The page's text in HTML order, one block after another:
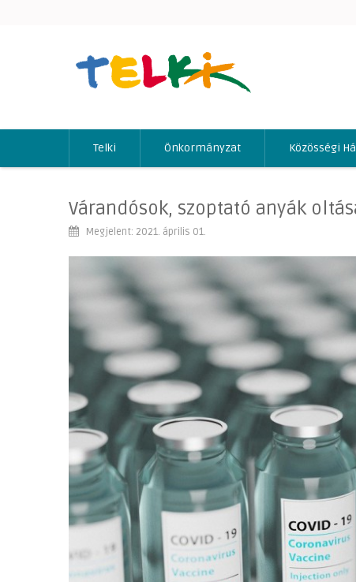
Telki Önkormányzat Közösségi
Várandósok, szoptató anyák
Megjelent: 2021. április 01.